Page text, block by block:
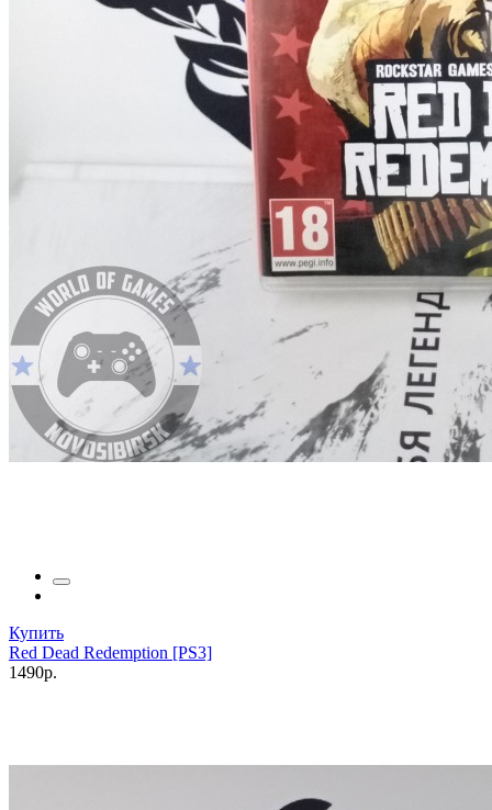
Купить
Red Dead Redemption [PS3]
1490р.